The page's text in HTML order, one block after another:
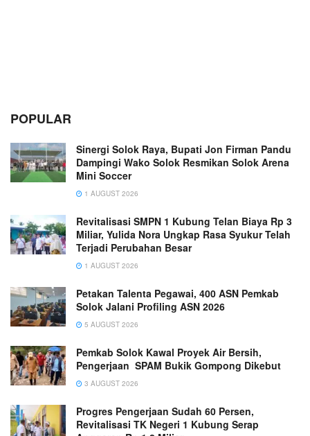
POPULAR
Sinergi Solok Raya, Bupati Jon Firman Pandu
Dampingi Wako Solok Resmikan Solok Arena
Mini Soccer
1 AUGUST 2026
Revitalisasi SMPN 1 Kubung Telan Biaya Rp 3
Miliar, Yulida Nora Ungkap Rasa Syukur Telah
Terjadi Perubahan Besar
1 AUGUST 2026
Petakan Talenta Pegawai, 400 ASN Pemkab
Solok Jalani Profiling ASN 2026
5 AUGUST 2026
Pemkab Solok Kawal Proyek Air Bersih,
Pengerjaan SPAM Bukik Gompong Dikebut
3 AUGUST 2026
Progres Pengerjaan Sudah 60 Persen,
Revitalisasi TK Negeri 1 Kubung Serap